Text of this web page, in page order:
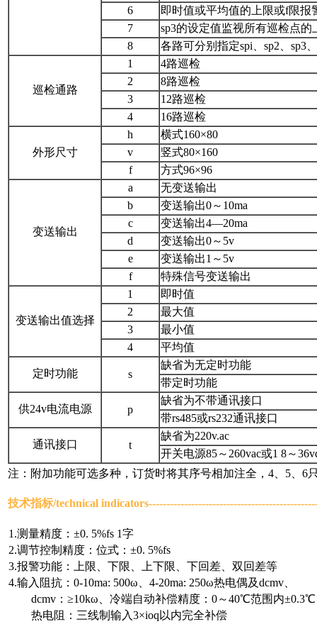
6
即时值或平均值的上限或f限报
7
sp3的设定值监视所有巡检点的
8
各路可分别指定spi、sp2、sp3
巡检通路
1
4路巡检
2
8路巡检
3
12路巡检
4
16路巡检
外形尺寸
h
横式160×80
v
竖式80×160
f
方式96×96
变送输出
a
无变送输出
b
变送输出0～10ma
c
变送输出4—20ma
d
变送输出0～5v
e
变送输出1～5v
f
特殊信号变送输出
变送输出值选择
1
即时值
2
最大值
3
最小值
4
平均值
定时功能 s
缺省为无定时功能
带定时功能
供24v电流电源 p
缺省为不带通讯接口
带rs485或rs232通讯接口
通讯接口 t
缺省为220v.ac
开关电源85～260vac或1 8～
注：附加功能可选多种，订货时将其序号相加注全，4、5、6
技术指标/technical indicators
1.测量精度：±0. 5%fs 1字
2.调节控制精度：位式：±0. 5%fs
3.报警功能：上限、下限、上下限、下回差、双回差等
4.输入阻抗：0-10ma: 500ω、4-20ma: 250ω热电偶及dcmv、
dcmv：≥10kω、冷端自动补偿精度：0～40℃范围内±0.3℃
热电阻：三线制输入3×ioq以内完全补偿